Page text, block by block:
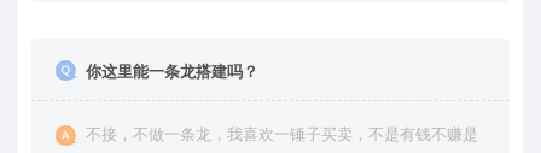
你这里能一条龙搭建吗？
不接，不做一条龙，我喜欢一锤子买卖，不是有钱不赚是